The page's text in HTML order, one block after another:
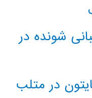
شونده در
در متلب